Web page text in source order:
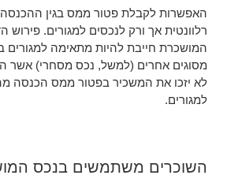
האפשרות לקבלת פטור ממס בגין
רלוונטית אך ורק לנכסים למגורים. פירוש
המושכרת חייבת להיות מתאימה למגורים
מסוגים אחרים (למשל, נכס מסחרי) אשר
לא יזכו את המשכיר בפטור ממס הכנסה
למגורים.
השוכרים משתמשים בנכס